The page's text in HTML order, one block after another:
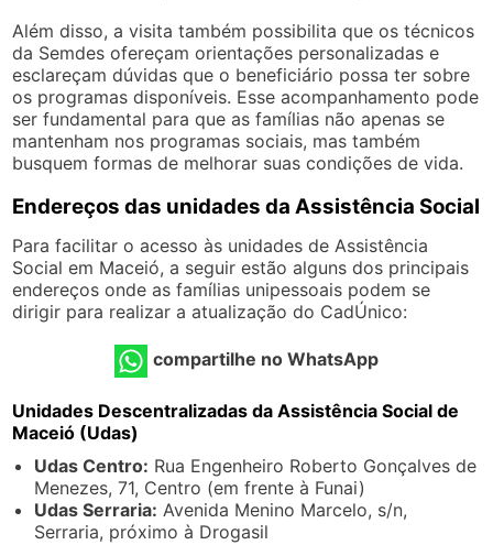
Além disso, a visita também possibilita que os técnicos
da Semdes ofereçam orientações personalizadas e
esclareçam dúvidas que o beneficiário possa ter sobre
os programas disponíveis. Esse acompanhamento pode
ser fundamental para que as famílias não apenas se
mantenham nos programas sociais, mas também
busquem formas de melhorar suas condições de vida.
Endereços das unidades da Assistência Social
Para facilitar o acesso às unidades de Assistência
Social em Maceió, a seguir estão alguns dos principais
endereços onde as famílias unipessoais podem se
dirigir para realizar a atualização do CadÚnico:
compartilhe no WhatsApp
Unidades Descentralizadas da Assistência Social de
Maceió (Udas)
Udas Centro: Rua Engenheiro Roberto Gonçalves de
Menezes, 71, Centro (em frente à Funai)
Udas Serraria: Avenida Menino Marcelo, s/n,
Serraria, próximo à Drogasil